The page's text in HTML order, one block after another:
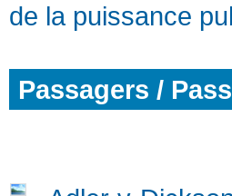
de la puissance
Passagers /